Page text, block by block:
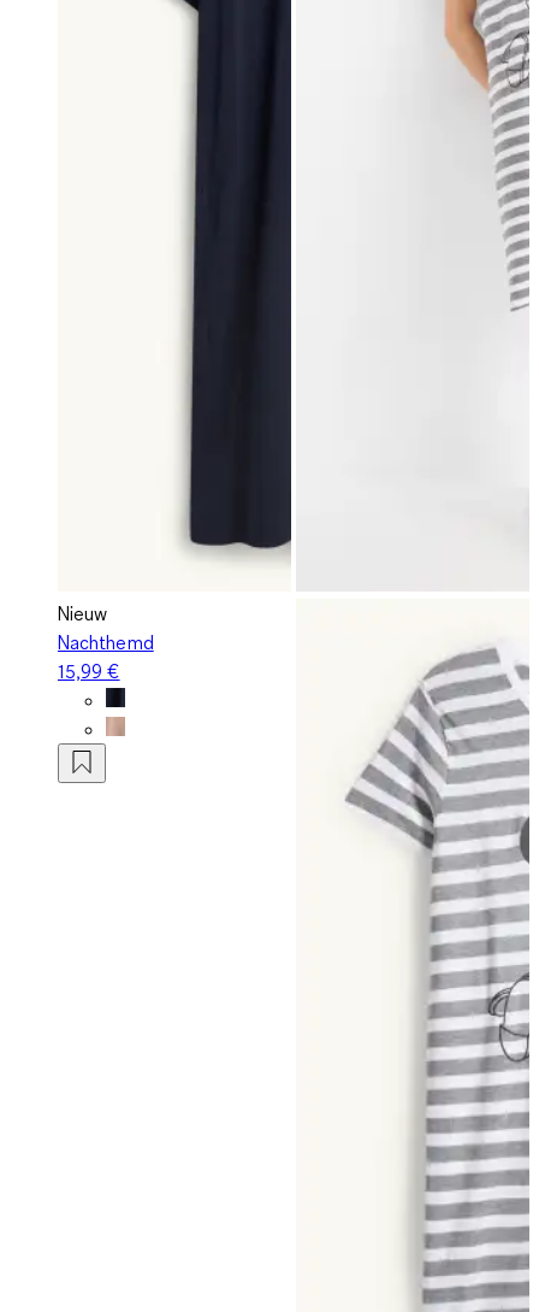
Nieuw
Nachthemd
15,99 €